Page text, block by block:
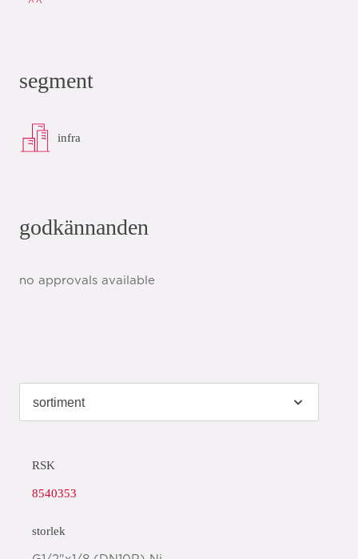
segment
infra
godkännanden
no approvals available
RSK
8540353
storlek